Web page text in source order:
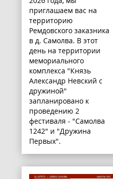
приглашаем вас на
территорию
Ремдовского заказника
в д. Самолва. В этот
день на территории
мемориального
комплекса "Князь
Александр Невский с
дружиной"
запланировано к
проведению 2
фестиваля - "Самолва
1242" и "Дружина
Первых".